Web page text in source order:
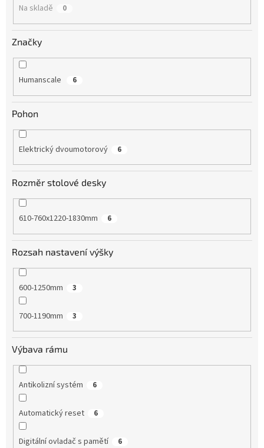
Na skladě 0
Značky
Humanscale 6
Pohon
Elektrický dvoumotorový 6
Rozměr stolové desky
610-760x1220-1830mm 6
Rozsah nastavení výšky
600-1250mm 3
700-1190mm 3
Výbava rámu
Antikolizní systém 6
Automatický reset 6
Digitální ovladač s pamětí 6